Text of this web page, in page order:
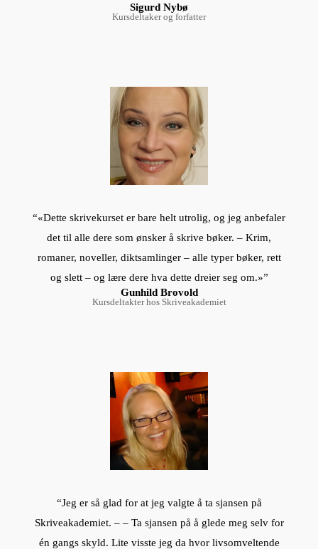
Sigurd Nybø
Kursdeltaker og forfatter
“«Dette skrivekurset er bare helt utrolig, og jeg anbefaler
det til alle dere som ønsker å skrive bøker. – Krim,
romaner, noveller, diktsamlinger – alle typer bøker, rett
og slett – og lære dere hva dette dreier seg om.»”
Gunhild Brovold
Kursdeltakter hos Skriveakademiet
“Jeg er så glad for at jeg valgte å ta sjansen på
Skriveakademiet. – – Ta sjansen på å glede meg selv for
én gangs skyld. Lite visste jeg da hvor livsomveltende